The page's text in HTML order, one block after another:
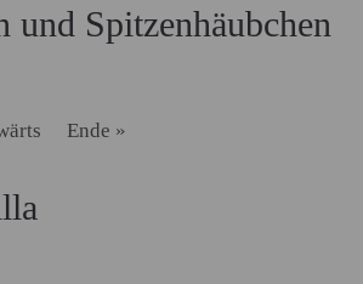
und Spitzenhäubchen
Ende »